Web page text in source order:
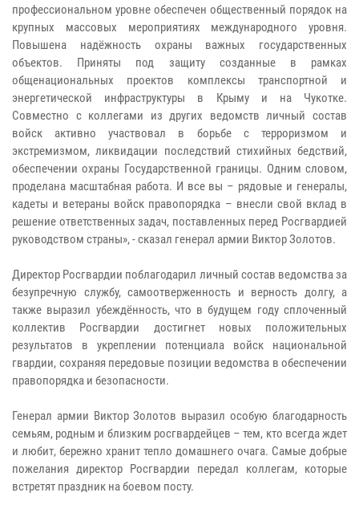
профессиональном уровне обеспечен общественный порядок на
крупных массовых мероприятиях международного уровня.
Повышена надёжность охраны важных государственных
объектов. Приняты под защиту созданные в рамках
общенациональных проектов комплексы транспортной и
энергетической инфраструктуры в Крыму и на Чукотке.
Совместно с коллегами из других ведомств личный состав
войск активно участвовал в борьбе с терроризмом и
экстремизмом, ликвидации последствий стихийных бедствий,
обеспечении охраны Государственной границы. Одним словом,
проделана масштабная работа. И все вы – рядовые и генералы,
кадеты и ветераны войск правопорядка – внесли свой вклад в
решение ответственных задач, поставленных перед Росгвардией
руководством страны», - сказал генерал армии Виктор Золотов.
Директор Росгвардии поблагодарил личный состав ведомства за
безупречную службу, самоотверженность и верность долгу, а
также выразил убеждённость, что в будущем году сплоченный
коллектив Росгвардии достигнет новых положительных
результатов в укреплении потенциала войск национальной
гвардии, сохраняя передовые позиции ведомства в обеспечении
правопорядка и безопасности.
Генерал армии Виктор Золотов выразил особую благодарность
семьям, родным и близким росгвардейцев – тем, кто всегда ждет
и любит, бережно хранит тепло домашнего очага. Самые добрые
пожелания директор Росгвардии передал коллегам, которые
встретят праздник на боевом посту.